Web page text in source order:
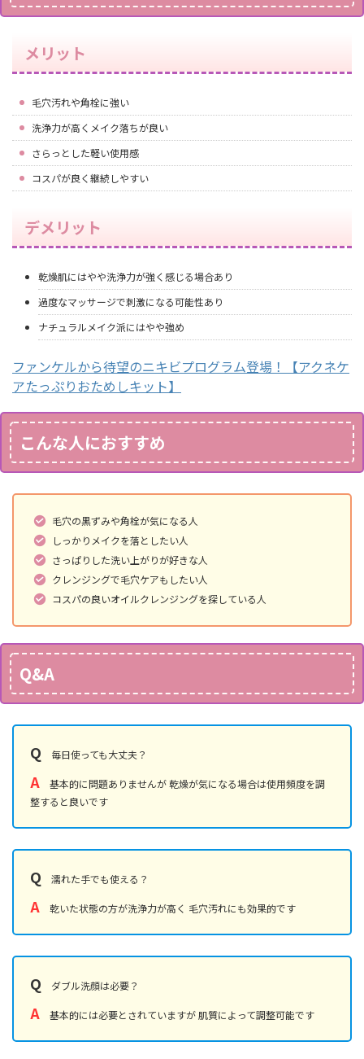
メリット
毛穴汚れや角栓に強い
洗浄力が高くメイク落ちが良い
さらっとした軽い使用感
コスパが良く継続しやすい
デメリット
乾燥肌にはやや洗浄力が強く感じる場合あり
過度なマッサージで刺激になる可能性あり
ナチュラルメイク派にはやや強め
ファンケルから待望のニキビプログラム登場！【アクネケ
アたっぷりおためしキット】
こんな人におすすめ
毛穴の黒ずみや角栓が気になる人
しっかりメイクを落としたい人
さっぱりした洗い上がりが好きな人
クレンジングで毛穴ケアもしたい人
コスパの良いオイルクレンジングを探している人
Q&A
Q 毎日使っても大丈夫？
A 基本的に問題ありませんが 乾燥が気になる場合は使用頻度を調
整すると良いです
Q 濡れた手でも使える？
A 乾いた状態の方が洗浄力が高く 毛穴汚れにも効果的です
Q ダブル洗顔は必要？
A 基本的には必要とされていますが 肌質によって調整可能です